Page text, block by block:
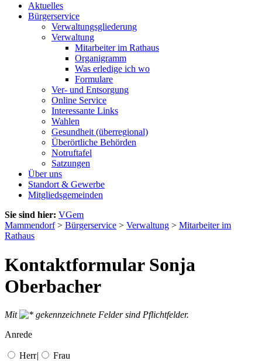
Aktuelles
Bürgerservice
Verwaltungsgliederung
Verwaltung
Mitarbeiter im Rathaus
Organigramm
Was erledige ich wo
Formulare
Ver- und Entsorgung
Online Service
Interessante Links
Wahlen
Gesundheit (überregional)
Überörtliche Behörden
Notruftafel
Satzungen
Über uns
Standort & Gewerbe
Mitgliedsgemeinden
Sie sind hier: VGem
Mammendorf> Bürgerservice > Verwaltung > Mitarbeiter im
Rathaus
Kontaktformular Sonja
Oberbacher
Mit
gekennzeichnete Felder sind Pflichtfelder.
Anrede
Herr| Frau